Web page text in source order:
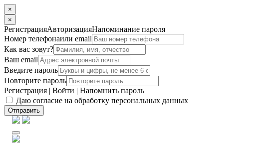
×
×
РегистрацияАвторизацияНапоминание пароля
Номер телефонаили email
Как вас зовут?
Ваш email
Введите пароль
Повторите пароль
Регистрация | Войти | Напомнить пароль
Даю согласие на обработку персональных данных
Отправить